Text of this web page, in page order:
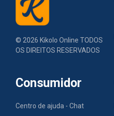
© 2026 Kikolo Online TODOS
OS DIREITOS RESERVADOS
Consumidor
Centro de ajuda - Chat